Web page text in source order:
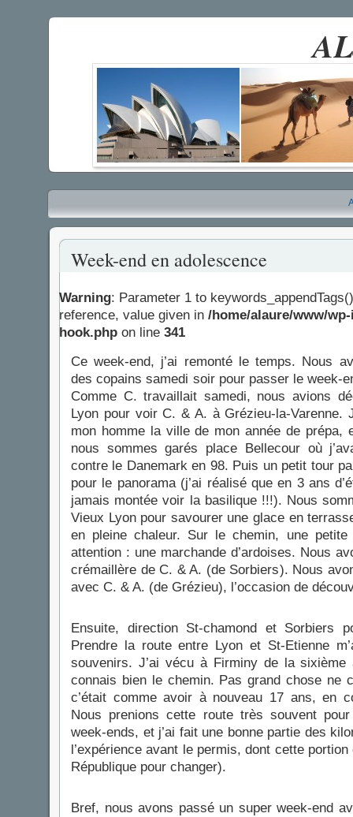
Week-end en adolescence
Warning: Parameter 1 to
reference, value given in /home/alaure/www/
hook.php on line 341
Ce week-end, j’ai remonté le temps. Nous
des copains samedi soir pour passer le week-
Comme C. travaillait samedi, nous avions
Lyon pour voir C. & A. à Grézieu-la-Varenne.
mon homme la ville de mon année de prépa,
nous sommes garés place Bellecour où
contre le Danemark en 98. Puis un petit tour
pour le panorama (j’ai réalisé que en 3 ans
jamais montée voir la basilique !!!). Nous
Vieux Lyon pour savourer une glace en
en pleine chaleur. Sur le chemin, une
attention : une marchande d’ardoises. Nous
crémaillère de C. & A. (de Sorbiers). Nous
avec C. & A. (de Grézieu), l’occasion de
Ensuite, direction St-chamond et Sorbiers
Prendre la route entre Lyon et St-Etienne
souvenirs. J’ai vécu à Firminy de la
connais bien le chemin. Pas grand chose ne
c’était comme avoir à nouveau 17 ans, en
Nous prenions cette route très souvent
week-ends, et j’ai fait une bonne partie des
l’expérience avant le permis, dont cette
République pour changer).
Bref, nous avons passé un super week-end